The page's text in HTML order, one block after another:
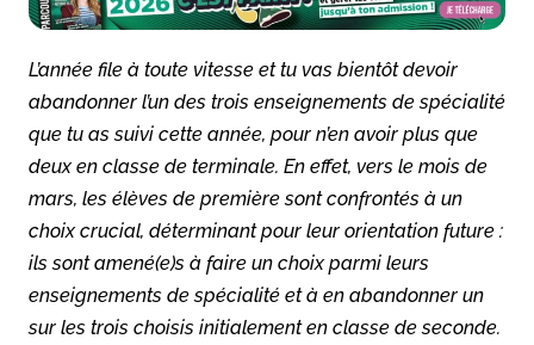
L’année file à toute vitesse et tu vas bientôt devoir
abandonner l’un des trois enseignements de spécialité
que tu as suivi cette année, pour n’en avoir plus que
deux en classe de terminale. En effet, vers le mois de
mars, les élèves de première sont confrontés à un
choix crucial, déterminant pour leur orientation future :
ils sont amené(e)s à faire un choix parmi leurs
enseignements de spécialité et à en abandonner un
sur les trois choisis initialement en classe de seconde.